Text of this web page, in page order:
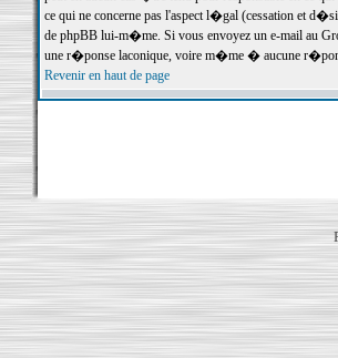
ce qui ne concerne pas l'aspect l�gal (cessation et
de phpBB lui-m�me. Si vous envoyez un e-mail au
une r�ponse laconique, voire m�me � aucune
Revenir en haut de page